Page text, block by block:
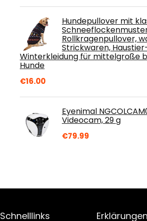
Hundepullover mit
Rollkragenpullover,
Strickwaren,
Winterkleidung für mittelgroße
Hunde
€16.00
Eyenimal
Videocam, 29 g
€79.99
Schnelllinks Erklärungen